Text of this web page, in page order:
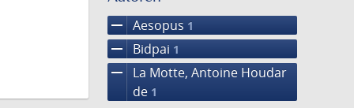
remove Aesopus 1
remove Bidpai 1
remove
La Motte, Antoine Houdar
de 1